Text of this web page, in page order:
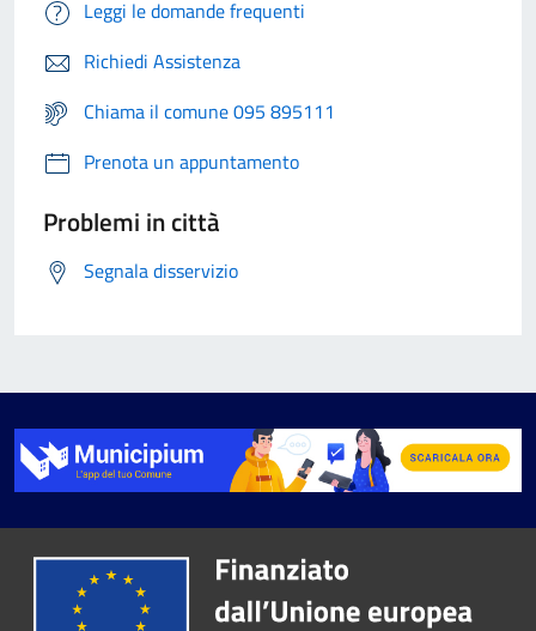
Leggi le domande frequenti
Richiedi Assistenza
Chiama il comune 095 895111
Prenota un appuntamento
Problemi in città
Segnala disservizio